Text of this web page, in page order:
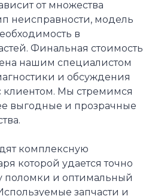
от множества
неисправности, модель
в
Финальная стоимость
нашим специалистом
и обсуждения
клиентом. Мы стремимся
выгодные и прозрачные
комплексную
которой удается точно
поломки и оптимальный
запчасти и